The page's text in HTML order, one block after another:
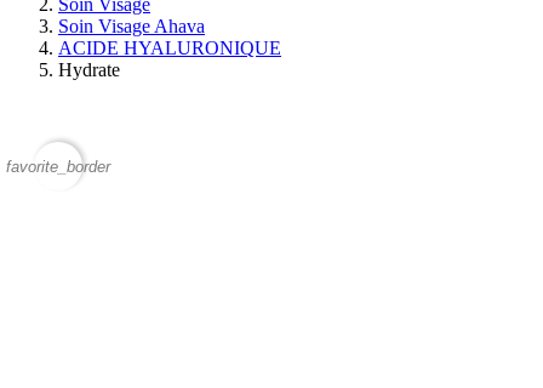
Soin Visage
Soin Visage Ahava
ACIDE HYALURONIQUE
Hydrate
favorite_border